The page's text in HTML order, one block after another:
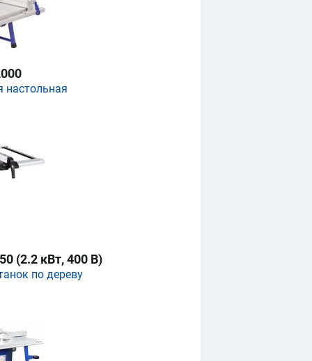
настольная
(2.2 кВт, 400 В)
по дереву